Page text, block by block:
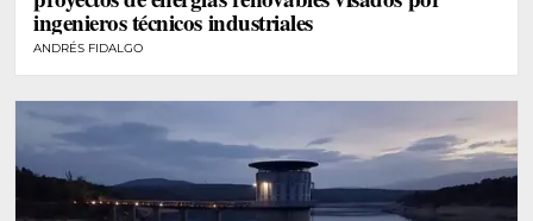
ingenieros técnicos industriales
ANDRÉS FIDALGO